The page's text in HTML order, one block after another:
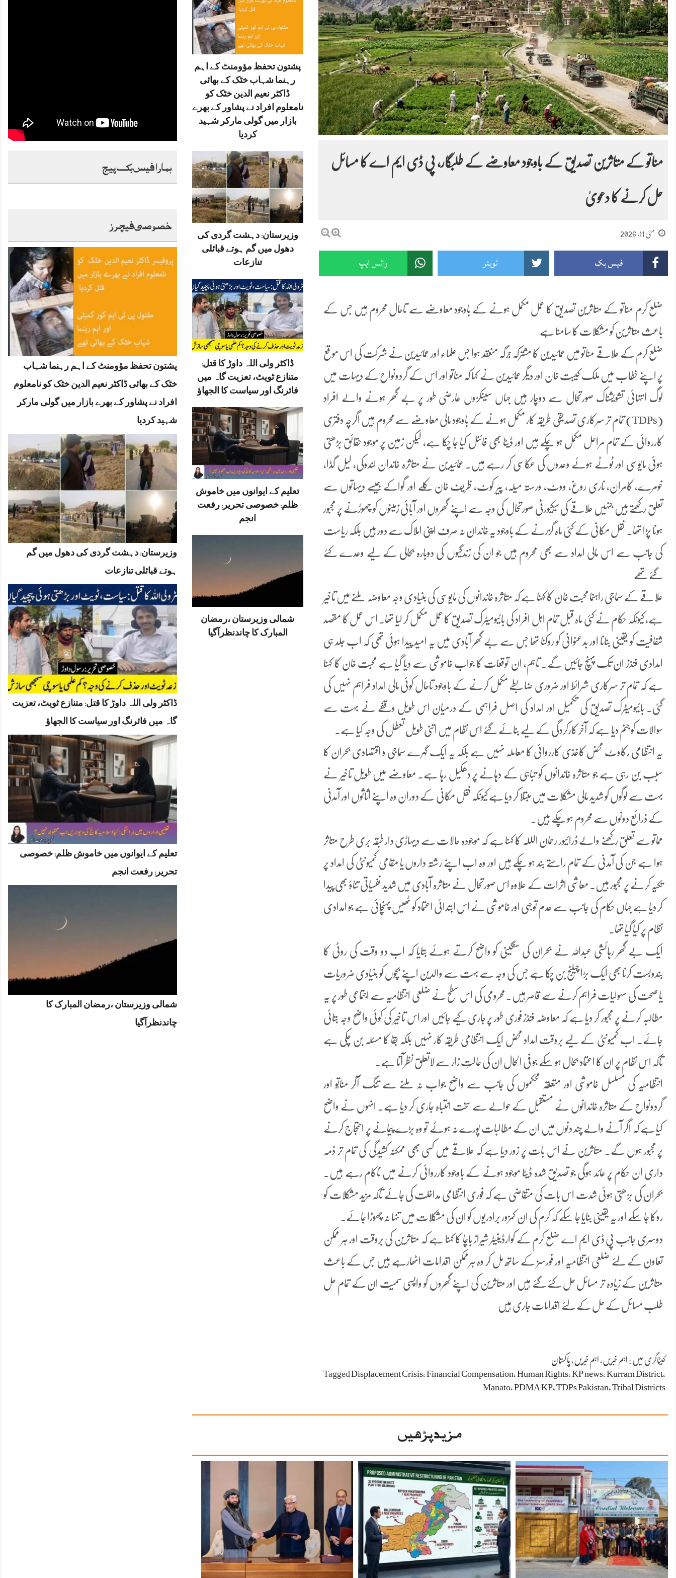
پشتون تحفظ مؤومنٹ کے اہم
رہنما شہاب خٹک کے بھائی
ڈاکٹر نعیم الدین خٹک کو
نامعلوم افراد نے پشاور کے بھرے
بازار میں گولی مارکر شہید
کردیا
وزیرستان: دہشت گردی کی
دھول میں گم ہوتے قبائلی
تنازعات
ڈاکٹر ولی اللہ داوڑ کا قتل:
متنازع ٹویٹ، تعزیت گاہ میں
فائرنگ اور سیاست کا الجھاؤ
تعلیم کے ایوانوں میں خاموش
ظلم: خصوصی تحریر: رفعت
انجم
شمالی وزیرستان ،رمضان
المبارک کا چاندنظرآگیا
مناتو کے متاثرین تصدیق کے باوجود معاوضے کے طلبگار، پی ڈی ایم اے کا مسائل
حل کرنے کا دعویٰ
مئی 11, 2026
فیس بک ٹویٹر واٹس ایپ
ضلع کرم مناتو کے متاثرین تصدیق کا عمل مکمل ہونے کے باوجود معاوضے سے تاحال محروم ہیں جس کے
باعث متاثرین کو مشکلات کا سامنا ہے
ضلع کرم کے علاقے مناتو میں عمائیدین کا مشترکہ جرگہ منعقد ہوا جس علماء اور عمائیدین نے شرکت کی اس موقع
پر اپنے خطاب میں ملک کیبت خان اور دیگر عمائیدین نے کہا کہ مناتو اور اس کے گردونواح کے دیہات میں
لوگ انتہائی تشویشناک صورتحال سے دوچار ہیں جہاں سینکڑوں عارضی طور پر بے گھر ہونے والے افراد
(TDPs) تمام تر سرکاری تصدیقی طریقہ کار مکمل ہونے کے باوجود مالی معاوضے سے محروم ہیں اگرچہ دفتری
کارروائی کے تمام مراحل مکمل ہو چکے ہیں اور ڈیٹا بھی فائنل کیا جا چکا ہے، لیکن زمین پر موجود حقائق بڑھتی
ہوئی مایوسی اور ٹوٹے ہوئے وعدوں کی عکاسی کر رہے ہیں۔ عمائیدین نے متاثرہ خاندان لندوکی، لیل گڈا،
خومرے، کامران، ناری روغ، ووٹ، ورستہ میلہ، پیر کوٹ، ظریف خان کلے اور گواکے جیسے دیہاتوں سے
تعلق رکھتے ہیں جنہیں علاقے کی سیکیورٹی صورتحال کی وجہ سے اپنے گھروں اور آبائی زمینوں کو چھوڑنے پر مجبور
ہونا پڑا تھا۔ نقل مکانی کے کئی ماہ گزرنے کے باوجود یہ خاندان نہ صرف اپنی املاک سے دور ہیں بلکہ ریاست
کی جانب سے اس مالی امداد سے بھی محروم ہیں جو ان کی زندگیوں کی دوبارہ بحالی کے لیے وعدے کئے
گئےتھے
علاقے کے سماجی راہنما محبت خان کا کہنا ہے کہ متاثرہ خاندانوں کی مایوسی کی بنیادی وجہ معاوضہ ملنے میں تاخیر
ہے، کیونکہ حکام نے کئی ماہ قبل تمام اہل افراد کی بائیومیٹرک تصدیق کا عمل مکمل کر لیا تھا۔ اس عمل کا مقصد
شفافیت کو یقینی بنانا اور بدعنوانی کو روکنا تھا جس سے بے گھر آبادی میں یہ امید پیدا ہوئی تھی کہ اب جلد ہی
امدادی فنڈز ان تک پہنچ جائیں گے۔ تاہم، ان توقعات کا جواب خاموشی سے دیا گیا ہے محبت خان کا کہنا
ہے کہ تمام تر سرکاری شرائط اور ضروری ضابطے مکمل کرنے کے باوجود تاحال کوئی مالی امداد فراہم نہیں کی
گئی۔ بائیومیٹرک تصدیق کی تکمیل اور امداد کی اصل فراہمی کے درمیان اس طویل وقفے نے بہت سے
سوالات کو جنم دیا ہے کہ آخر کارکردگی کے لیے بنائے گئے اس نظام میں اتنی طویل تعطل کی وجہ کیا ہے۔
یہ انتظامی رکاوٹ محض کاغذی کارروائی کا معاملہ نہیں ہے بلکہ یہ ایک گہرے سماجی و اقتصادی بحران کا
سبب بن رہی ہے جو متاثرہ خاندانوں کو تباہی کے دہانے پر دھکیل رہا ہے۔ معاوضے میں طویل تاخیر نے
بہت سے لوگوں کو شدید مالی مشکلات میں مبتلا کر دیا ہے کیونکہ نقل مکانی کے دوران وہ اپنے اثاثوں اور آمدنی
کے ذرائع دونوں سے محروم ہو چکے ہیں۔
مماتو سے تعلق رکھنے والے ڈرائیور رحمان الللہ کا کہنا ہے کہ موجودہ حالات سے دیہاڑی دار طبقہ بری طرح متاثر
ہوا ہے جن کی آمدنی کے تمام راستے بند ہو چکے ہیں اور وہ اب اپنے رشتہ داروں یا مقامی کمیونٹی کی امداد پر
تکیہ کرنے پر مجبور ہیں۔ معاشی اثرات کے علاوہ اس صورتحال نے متاثرہ آبادی میں شدید نفسیاتی تناؤ بھی پیدا
کر دیا ہے جہاں حکام کی جانب سے عدم توجہی اور خاموشی نے اس ابتدائی اعتماد کو ٹھیس پہنچائی ہے جو امدادی
نظام پر کیا گیا تھا۔
ایک بے گھر رہائشی عبداللہ نے بحران کی سنگینی کو واضح کرتے ہوئے بتایا کہ اب دو وقت کی روٹی کا
بندوبست کرنا بھی ایک بڑا چیلنج بن چکا ہے جس کی وجہ سے بہت سے والدین اپنے بچوں کو بنیادی ضروریات
یا صحت کی سہولیات فراہم کرنے سے قاصر ہیں۔ محرومی کی اس سطح نے ضلعی انتظامیہ سے اجتماعی طور پر یہ
مطالبہ کرنے پر مجبور کر دیا ہے کہ معاوضہ فنڈز فوری طور پر جاری کیے جائیں اور اس تاخیر کی کوئی واضح وجہ بتائی
جائے۔ اب کمیونٹی کے لیے بروقت امداد محض ایک انتظامی طریقہ کار نہیں بلکہ بقا کا مسئلہ بن چکی ہے
تاکہ اس نظام پر ان کا اعتماد بحال ہو سکے جو فی الحال ان کی حالتِ زار سے لاتعلق نظر آتا ہے۔
انتظامیہ کی مسلسل خاموشی اور متعلقہ محکموں کی جانب سے واضح جواب نہ ملنے سے تنگ آکر مناتُو اور
گردونواح کے متاثرہ خاندانوں نے مستقبل کے حوالے سے سخت انتباہ جاری کر دیا ہے۔ انہوں نے واضح
کیا ہے کہ اگر آنے والے چند دنوں میں ان کے مطالبات پورے نہ ہوئے تو وہ بڑے پیمانے پر احتجاج کرنے
پر مجبور ہوں گے۔ متاثرین نے اس بات پر زور دیا ہے کہ علاقے میں کسی بھی ممکنہ کشیدگی کی تمام تر ذمہ
داری ان حکام پر عائد ہوگی جو تصدیق شدہ ڈیٹا موجود ہونے کے باوجود کارروائی کرنے میں ناکام رہے ہیں۔
بحران کی بڑھتی ہوئی شدت اس بات کی متقاضی ہے کہ فوری انتظامی مداخلت کی جائے تاکہ مزید مشکلات کو
روکا جا سکے اور یہ یقینی بنایا جا سکے کہ کرم کی ان کمزور برادریوں کو ان کی مشکلات میں تنہا نہ چھوڑا جائے۔
دوسری جانب پی ڈی ایم اے ضلع کرم کے کوارڈینیٹر شیراز باچا کا کہنا ہے کہ متاثرین کی بروقت اور ہر ممکن
تعاون کے لئے ضلعی انتظامیہ اور فورسز کے ساتھ مل کر وہ ہرممکن اقدامات اٹھارہے ہیں جس کے باعث
متاثرین کے زیادہ تر مسائل حل کئے گئے ہیں اور متاثرین کی اپنے گھروں کو واپسی سمیت ان کے تمام حل
طلب مسائل کے حل کے لئے اقدامات جاری ہیں
کیٹاگری میں : اہم خبریں ، اہم خبریں ، پاکستان
Tagged Displacement Crisis، Financial Compensation، Human Rights، KP news، Kurram District،
Manato، PDMA KP، TDPs Pakistan، Tribal Districts
مزید پڑھیں
ہمارا فیس بک پیج
خصوصی فیچرز
پشتون تحفظ مؤومنٹ کے اہم رہنما شہاب
خٹک کے بھائی ڈاکٹر نعیم الدین خٹک کو نامعلوم
افراد نے پشاور کے بھرے بازار میں گولی مارکر
شہید کردیا
وزیرستان: دہشت گردی کی دھول میں گم
ہوتے قبائلی تنازعات
ڈاکٹر ولی اللہ داوڑ کا قتل: متنازع ٹویٹ، تعزیت
گاہ میں فائرنگ اور سیاست کا الجھاؤ
تعلیم کے ایوانوں میں خاموش ظلم: خصوصی
تحریر: رفعت انجم
شمالی وزیرستان ،رمضان المبارک کا
چاندنظرآگیا